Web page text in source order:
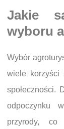
Jakie
wyboru
Wybór
wiele korzyści
społeczności.
odpoczynku
przyrody,